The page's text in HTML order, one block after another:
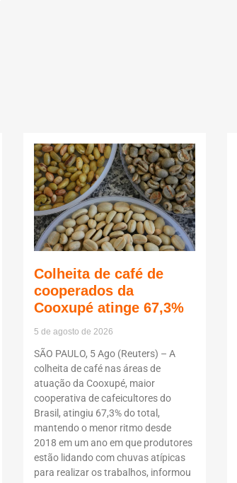
Colheita de café de
cooperados da
Cooxupé atinge 67,3%
5 de agosto de 2026
SÃO PAULO, 5 Ago (Reuters) – A
colheita de café nas áreas de
atuação da Cooxupé, maior
cooperativa de cafeicultores do
Brasil, atingiu 67,3% do total,
mantendo o menor ritmo desde
2018 em um ano em que produtores
estão lidando com chuvas atípicas
para realizar os trabalhos, informou